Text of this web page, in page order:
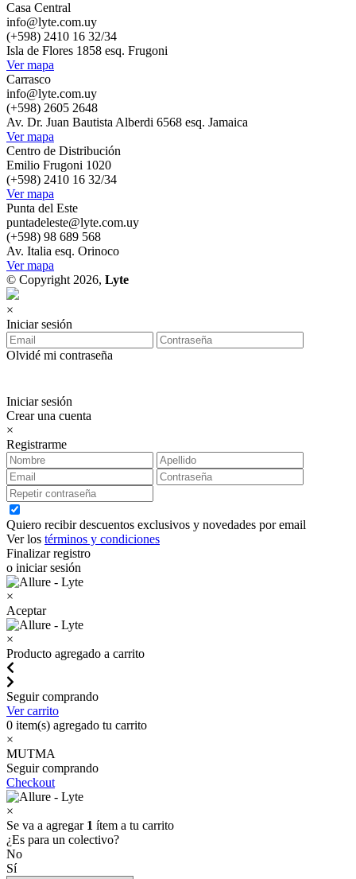
Casa Central
info@lyte.com.uy
(+598) 2410 16 32/34
Isla de Flores 1858 esq. Frugoni
Ver mapa
Carrasco
info@lyte.com.uy
(+598) 2605 2648
Av. Dr. Juan Bautista Alberdi 6568 esq. Jamaica
Ver mapa
Centro de Distribución
Emilio Frugoni 1020
(+598) 2410 16 32/34
Ver mapa
Punta del Este
puntadeleste@lyte.com.uy
(+598) 98 689 568
Av. Italia esq. Orinoco
Ver mapa
© Copyright 2026, Lyte
×
Iniciar sesión
Olvidé mi contraseña
Iniciar sesión
Crear una cuenta
×
Registrarme
Quiero recibir descuentos exclusivos y novedades por email
Ver los términos y condiciones
Finalizar registro
o iniciar sesión
×
Aceptar
×
Producto agregado a carrito
Seguir comprando
Ver carrito
0 item(s) agregado tu carrito
×
MUTMA
Seguir comprando
Checkout
×
Se va a agregar 1 ítem a tu carrito
¿Es para un colectivo?
No
Sí